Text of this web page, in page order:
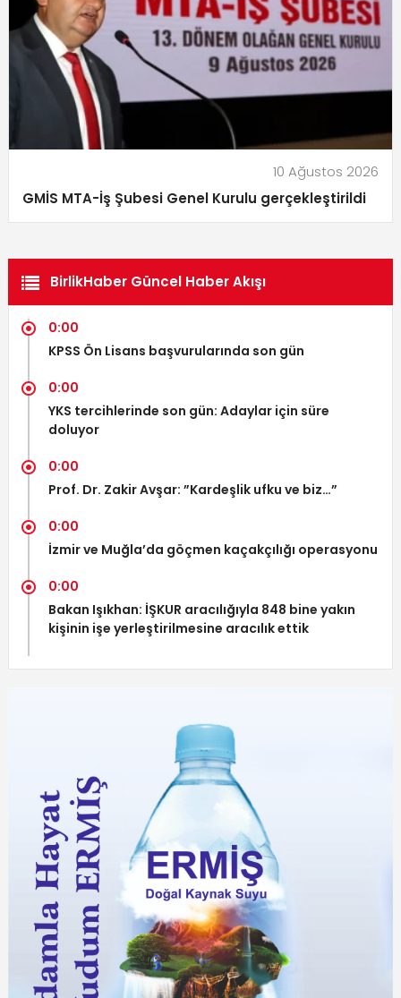
10 Ağustos 2026
GMİS MTA-İş Şubesi Genel Kurulu gerçekleştirildi
BirlikHaber Güncel Haber Akışı
0:00
KPSS Ön Lisans başvurularında son gün
0:00
YKS tercihlerinde son gün: Adaylar için süre
doluyor
0:00
Prof. Dr. Zakir Avşar: ”Kardeşlik ufku ve biz…”
0:00
İzmir ve Muğla’da göçmen kaçakçılığı operasyonu
0:00
Bakan Işıkhan: İŞKUR aracılığıyla 848 bine yakın
kişinin işe yerleştirilmesine aracılık ettik